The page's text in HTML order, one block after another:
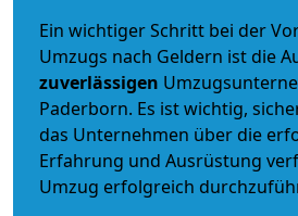
Ein wichtiger Schritt bei der
Umzugs nach Geldern ist die
zuverlässigen
Paderborn. Es ist wichtig,
das Unternehmen über die
Erfahrung und Ausrüstung
Umzug erfolgreich